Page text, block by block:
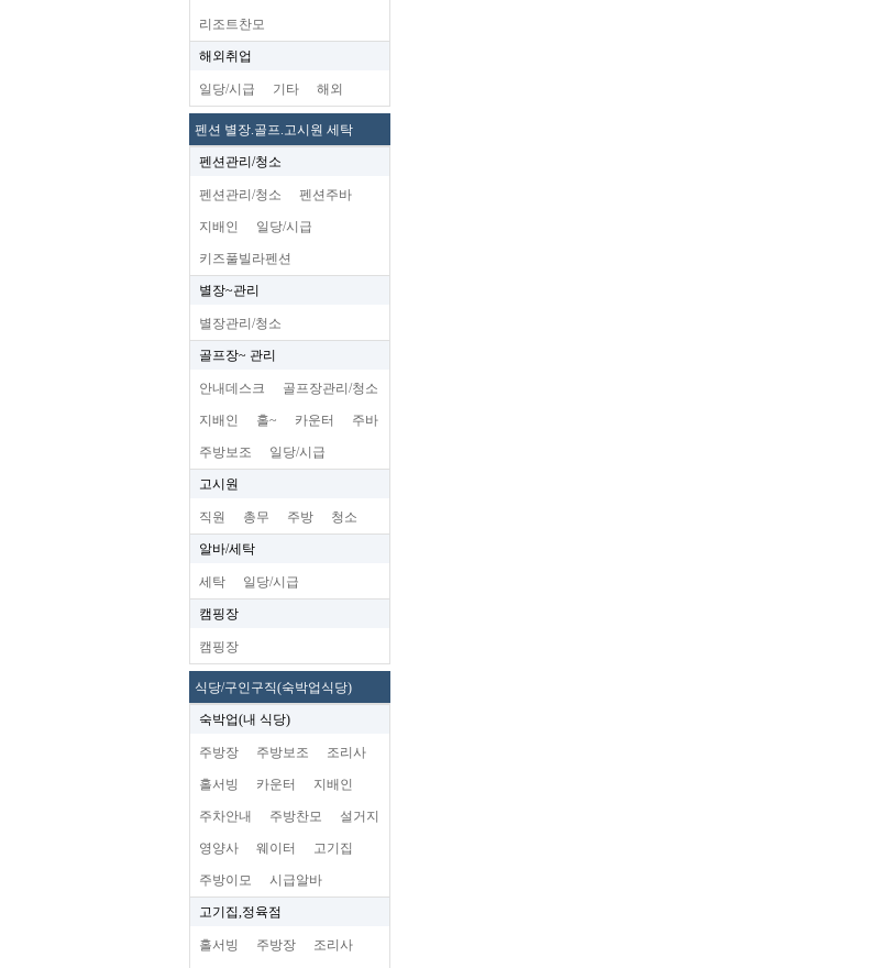
리조트찬모
해외취업
일당/시급 기타 해외
펜션 별장.골프.고시원 세탁
펜션관리/청소
펜션관리/청소 펜션주바
지배인 일당/시급
키즈풀빌라펜션
별장~관리
별장관리/청소
골프장~ 관리
안내데스크 골프장관리/청소
지배인 홀~ 카운터 주바
주방보조 일당/시급
고시원
직원 총무 주방 청소
알바/세탁
세탁 일당/시급
캠핑장
캠핑장
식당/구인구직(숙박업식당)
숙박업(내 식당)
주방장 주방보조 조리사
홀서빙 카운터 지배인
주차안내 주방찬모 설거지
영양사 웨이터 고기집
주방이모 시급알바
고기집,정육점
홀서빙 주방장 조리사